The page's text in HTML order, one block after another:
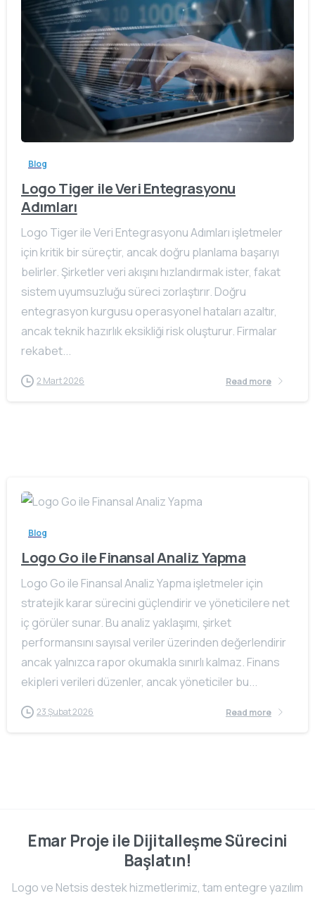
Blog
Logo Tiger ile Veri Entegrasyonu
Adımları
Logo Tiger ile Veri Entegrasyonu Adımları işletmeler
için kritik bir süreçtir, ancak doğru planlama başarıyı
belirler. Şirketler veri akışını hızlandırmak ister, fakat
sistem uyumsuzluğu süreci zorlaştırır. Doğru
entegrasyon kurgusu operasyonel hataları azaltır,
ancak teknik hazırlık eksikliği risk oluşturur. Firmalar
rekabet...
2 Mart 2026 Read more
Blog
Logo Go ile Finansal Analiz Yapma
Logo Go ile Finansal Analiz Yapma işletmeler için
stratejik karar sürecini güçlendirir ve yöneticilere net
iç görüler sunar. Bu analiz yaklaşımı, şirket
performansını sayısal veriler üzerinden değerlendirir
ancak yalnızca rapor okumakla sınırlı kalmaz. Finans
ekipleri verileri düzenler, ancak yöneticiler bu...
23 Şubat 2026 Read more
Emar Proje ile Dijitalleşme Sürecini
Başlatın!
Logo ve Netsis destek hizmetlerimiz, tam entegre yazılım